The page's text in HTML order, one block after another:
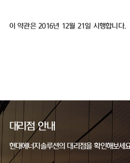
이 약관은 2016년 12월 21일 시행합니다.
대리점 안내
현대에너지솔루션의 대리점을 확인해보세